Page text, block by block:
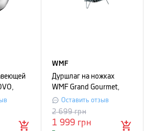
WMF
Дуршлаг на ножках
WMF Grand Gourmet,
серебристый
Оставить отзыв
1 999 грн
2 699грн